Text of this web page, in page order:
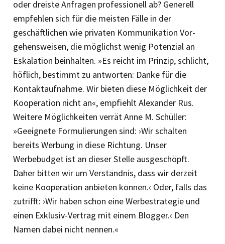
oder dreiste Anfragen professionell ab? Generell
empfehlen sich für die meisten Fälle in der
geschäftlichen wie privaten Kommunikation Vor­
gehensweisen, die möglichst wenig Potenzial an
Eskalation beinhalten. »Es reicht im Prinzip, schlicht,
höflich, bestimmt zu antworten: Danke für die
Kontaktaufnahme. Wir bieten diese Möglichkeit der
Kooperation nicht an«, empfiehlt Alexander Rus.
Weitere Möglichkeiten verrät Anne M. Schüller:
»Geeignete Formulierungen sind: ›Wir schalten
bereits Werbung in diese Richtung. Unser
Werbebudget ist an dieser Stelle ausgeschöpft.
Daher bitten wir um Verständnis, dass wir derzeit
keine Kooperation anbieten können.‹ Oder, falls das
zutrifft: ›Wir haben schon eine Werbestrategie und
einen Exklusiv-Vertrag mit einem Blogger.‹ Den
Namen dabei nicht nennen.«